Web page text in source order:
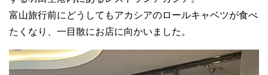
富山旅行前にどうしてもアカシアのロールキャベツが食べ
たくなり、一目散にお店に向かいました。